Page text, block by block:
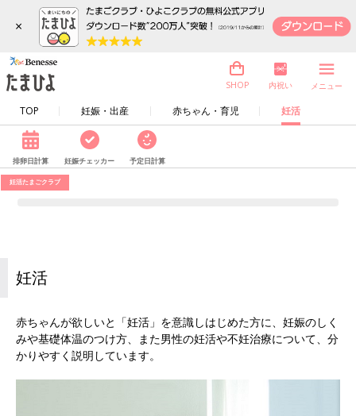
×
TOP 妊娠・出産 赤ちゃん・育児 妊活
SHOP 内祝い メニュー
排卵日計算 妊娠チェッカー 予定日計算
妊活たまごクラブ
妊活
赤ちゃんが欲しいと「妊活」を意識しはじめた方に、妊娠のしく
みや基礎体温のつけ方、また男性の妊活や不妊治療について、分
かりやすく説明しています。